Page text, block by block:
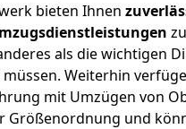
bieten Ihnen
als die wichtigen
Weiterhin
mit Umzügen von
Größenordnung und